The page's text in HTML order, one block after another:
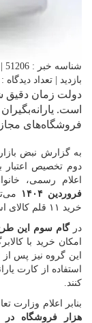
بازدید | تعداد دیدگاه :
دولت زمان دقیق
است.
فروشگاه‌های
به گزارش نبض
دوم تخصیص
اعلام رسمی،
فروردین ۱۴۰۴
خرید ۱۱ قلم کالای اساسی اقدام کنند.
درگام سوم این
امکان خرید با
این گروه نیز پس از
استفاده از کارت
کنند.
بنابر اعلام وزارت
هزار فروشگاه